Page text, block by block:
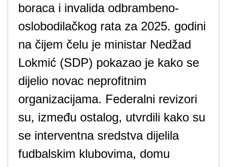
boraca i invalida odbrambeno-
oslobodilačkog rata za 2025. godini
na čijem čelu je ministar Nedžad
Lokmić (SDP) pokazao je kako se
dijelio novac neprofitnim
organizacijama. Federalni revizori
su, između ostalog, utvrdili kako su
se interventna sredstva dijelila
fudbalskim klubovima, domu